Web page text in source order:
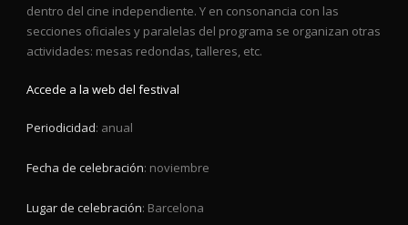
dentro del cine independiente. Y en consonancia con las
secciones oficiales y paralelas del programa se organizan otras
actividades: mesas redondas, talleres, etc.
Accede a la web del festival
Periodicidad: anual
Fecha de celebración: noviembre
Lugar de celebración: Barcelona